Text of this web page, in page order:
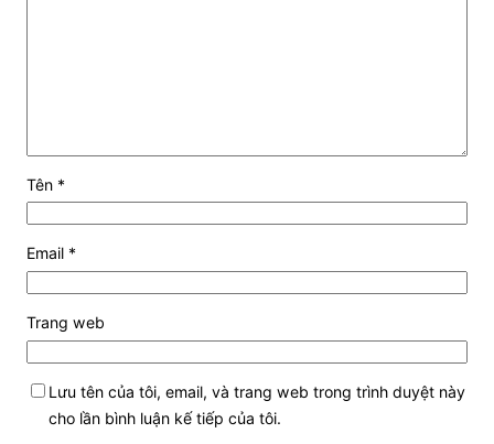
Tên *
Email *
Trang web
Lưu tên của tôi, email, và trang web trong trình duyệt này
cho lần bình luận kế tiếp của tôi.